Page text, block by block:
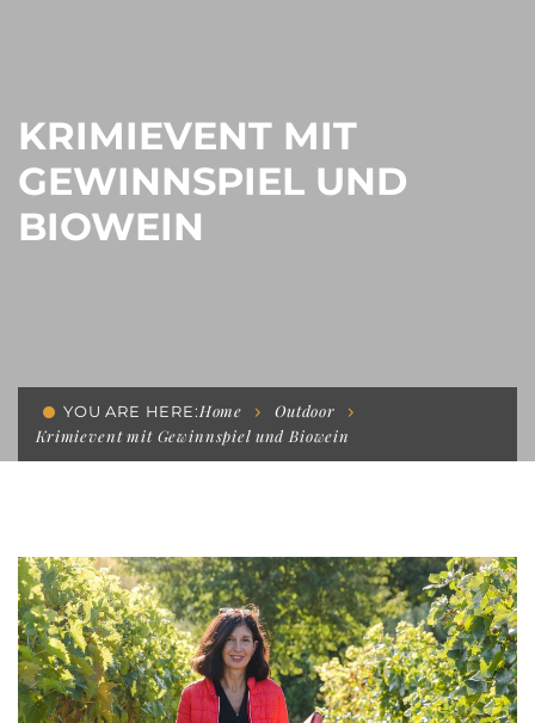
KRIMIEVENT MIT
GEWINNSPIEL UND
BIOWEIN
YOU ARE HERE:Home
Outdoor
Krimievent mit Gewinnspiel und Biowein